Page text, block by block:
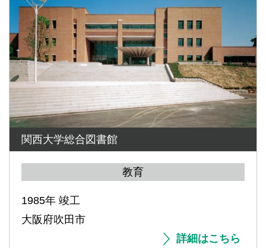
関西大学総合図書館
教育
1985年 竣工
大阪府吹田市
詳細はこちら